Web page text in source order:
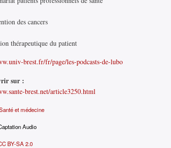
des cancers
thérapeutique du patient
brest.fr/fr/page/les-podcasts-de-lubo
sur :
brest.net/article3250.html
et médecine
Audio
BY-SA 2.0